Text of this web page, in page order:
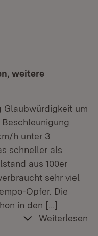
weitere
Glaubwürdigkeit um
h unter 3
schneller als
aus 100er
sehr viel
Opfer. Die
in den […]
Weiterlesen